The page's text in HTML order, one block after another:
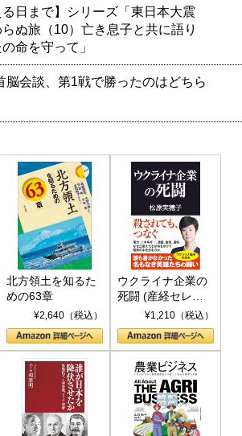
る日まで】シリーズ「東日本大震
ぬ旅（10）亡き息子と共に語り
命を守って」
脳会談、第1戦で勝ったのはどちら
北方領土を知るた
めの63章
¥2,640（税込）
ウクライナ企業の
死闘 (産経セレク
ト S 039)¥1,210（税込）